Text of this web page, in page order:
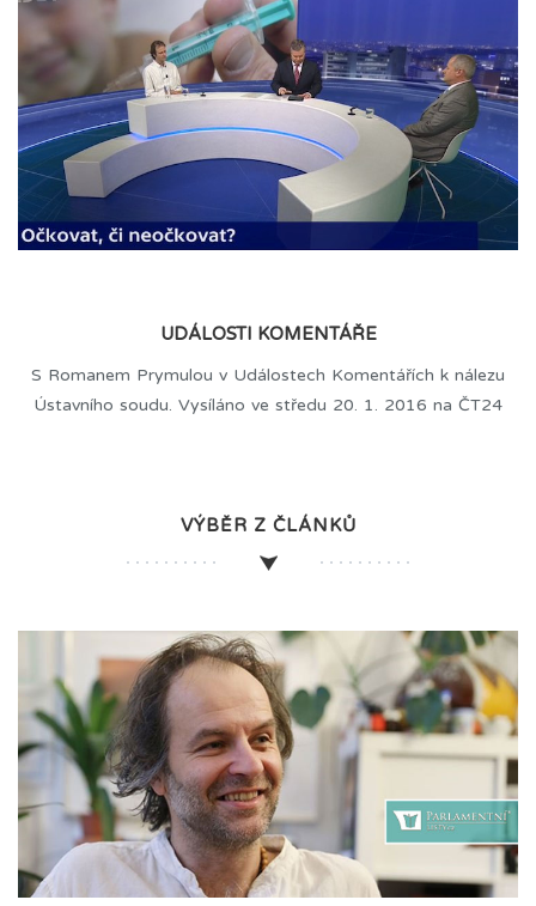
UDÁLOSTI KOMENTÁŘE
S Romanem Prymulou v Událostech Komentářích k nálezu
Ústavního soudu. Vysíláno ve středu 20. 1. 2016 na ČT24
VÝBĚR Z ČLÁNKŮ